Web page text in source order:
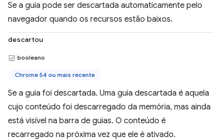
Se a guia pode ser descartada automaticamente pelo
navegador quando os recursos estão baixos.
descartou
booleano
Chrome 54 ou mais recente
Se a guia foi descartada. Uma guia descartada é aquela
cujo conteúdo foi descarregado da memória, mas ainda
está visível na barra de guias. O conteúdo é
recarregado na próxima vez que ele é ativado.